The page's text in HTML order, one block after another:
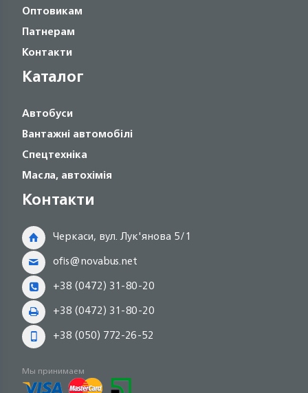
Оптовикам
Патнерам
Контакти
Каталог
Автобуси
Вантажні автомобілі
Спецтехніка
Масла, автохімія
Контакти
Черкаси, вул. Лук'янова 5/1
ofis@novabus.net
+38 (0472) 31-80-20
+38 (0472) 31-80-20
+38 (050) 772-26-52
Мы принимаем